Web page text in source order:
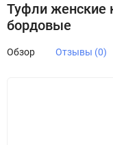
Туфли женские
бордовые
Обзор Отзывы (0)